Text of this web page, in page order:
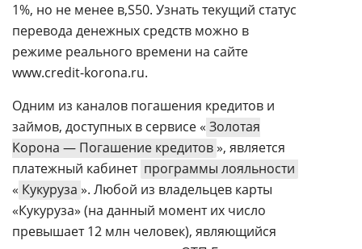
1%, но не менее
50. Узнать текущий статус
перевода денежных средств можно в
режиме реального времени на сайте
www.credit-korona.ru.
Одним из каналов погашения кредитов и
займов, доступных в сервисе « Золотая
Корона — Погашение кредитов», является
платежный кабинет программы лояльности
« Кукуруза ». Любой из владельцев карты
«Кукуруза» (на данный момент их число
превышает 12 млн человек), являющийся